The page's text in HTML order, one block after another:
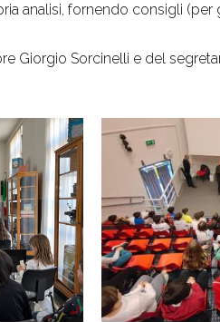
analisi, fornendo consigli
Giorgio Sorcinelli e del